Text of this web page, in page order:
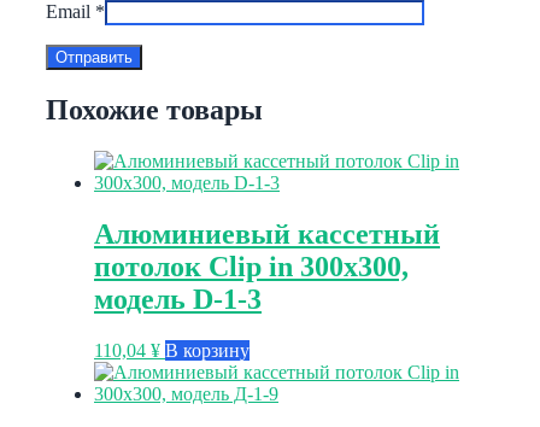
Email *
Похожие товары
Алюминиевый кассетный
потолок Clip in 300х300,
модель D-1-3
110,04 ¥ В корзину